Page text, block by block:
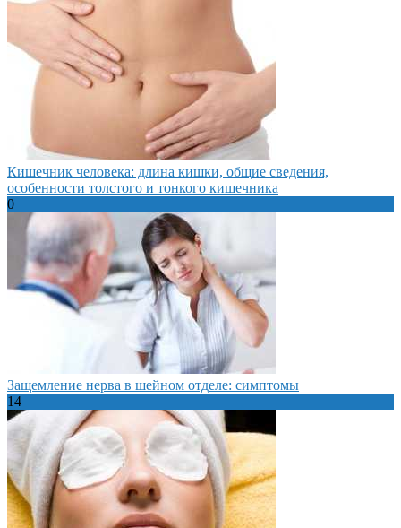
Кишечник человека: длина кишки, общие сведения,
особенности толстого и тонкого кишечника
0
Защемление нерва в шейном отделе: симптомы
14